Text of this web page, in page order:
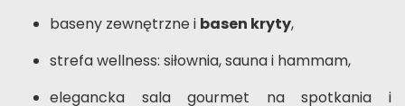
baseny zewnętrzne i basen kryty,
strefa wellness: siłownia, sauna i hammam,
elegancka sala gourmet na spotkania i